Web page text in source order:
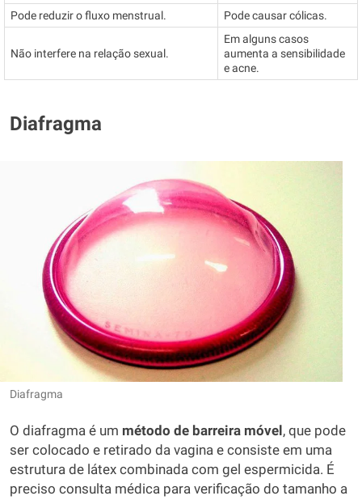
Pode reduzir o fluxo menstrual.
Pode causar cólicas.
Não interfere na relação sexual.
Em alguns casos
aumenta a sensibilidade
e acne.
Diafragma
Diafragma
O diafragma é um método de barreira móvel , que pode
ser colocado e retirado da vagina e consiste em uma
estrutura de látex combinada com gel espermicida. É
preciso consulta médica para verificação do tamanho a